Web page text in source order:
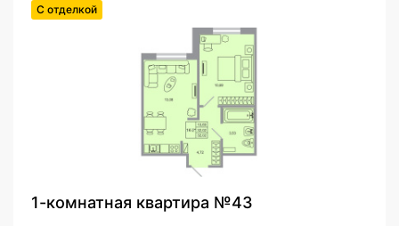
С отделкой
1-комнатная квартира №43